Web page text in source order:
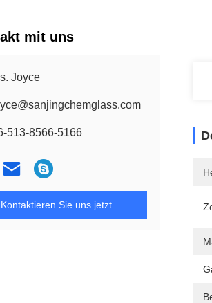
mit uns
Joyce
513-8566-5166
Kontaktieren Sie uns jetzt